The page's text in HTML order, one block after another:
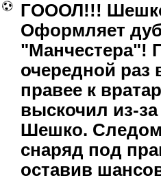
ГОООЛ!!!
Оформляет
"Манчестера"!
очередной раз
правее к
выскочил из-
Шешко. Следом
снаряд под
оставив